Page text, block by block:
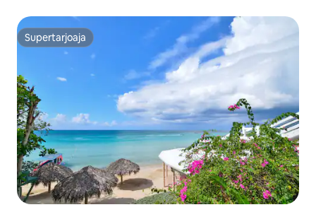
Supertarjoaja
Supertarjoaja